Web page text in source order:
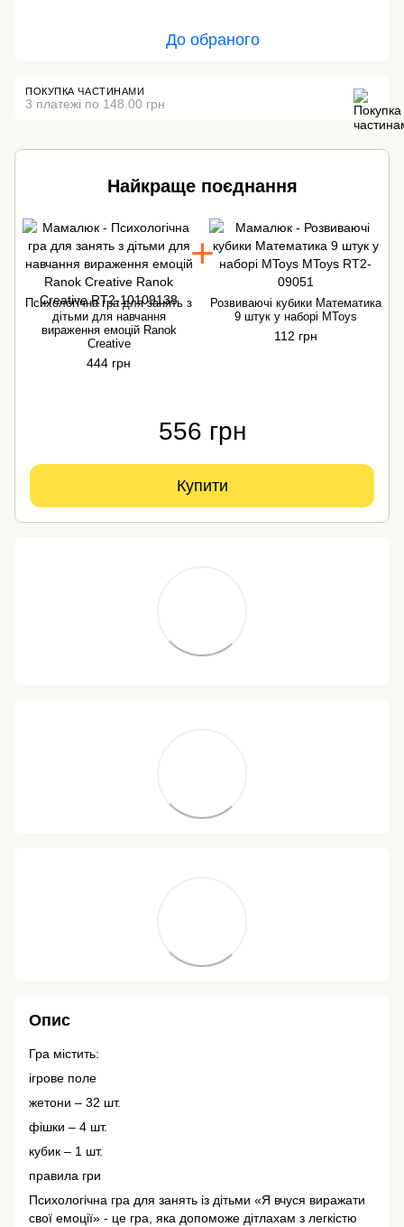
До обраного
ПОКУПКА ЧАСТИНАМИ
3 платежі по 148.00 грн
Найкраще поєднання
Психологічна гра для занять з
дітьми для навчання
вираження емоцій Ranok
Creative
444 грн
Розвиваючі кубики Математика
9 штук у наборі MToys
112 грн
556 грн
Купити
Опис
Гра містить:
ігрове поле
жетони – 32 шт.
фішки – 4 шт.
кубик – 1 шт.
правила гри
Психологічна гра для занять із дітьми «Я вчуся виражати
свої емоції» - це гра, яка допоможе дітлахам з легкістю